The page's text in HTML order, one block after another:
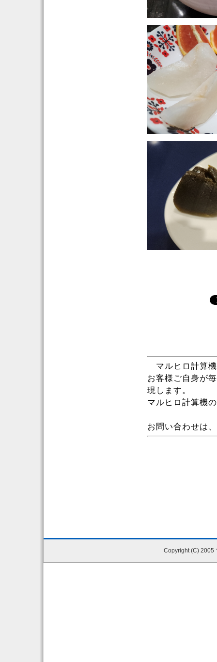
マルヒロ計算機
お客様ご自身が
現します。
マルヒロ計算機の
お問い合わせは
Copyright (C) 2005